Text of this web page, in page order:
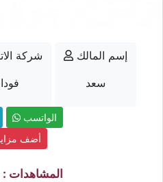
شركة
إسم المالك
سعد
الواتسب
أضف
المشاهدات :